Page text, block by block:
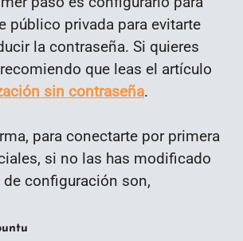
público privada para evitarte
la contraseña. Si quieres
que leas el artículo
sin contraseña.
para conectarte por primera
si no las has modificado
configuración son,